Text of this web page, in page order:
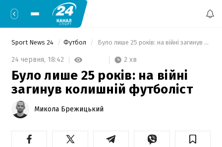
Sport News 24 Футбол Було лише 25 років: на війні загинув колишній футболіст
24 червня, 18:42 2 хв
Було лише 25 років: на війні
загинув колишній футболіст
Микола Брежицький